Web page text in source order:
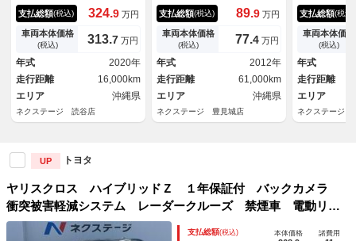
ビ バックカメラ フロア６速
ＭＴ 純正１７インチアルミホ
イール ブレンボキャリパー
ドライブレコーダー クルーズ
コントロール スマートキー
オートエアコン
支払総額(税込) 324.9 万円
車両本体価格
(税込) 313.7 万円
年式
2020年
走行距離
16,000km
エリア
沖縄県
ネクステージ 読谷店
クカメラ 禁煙車 ハーフレ
ザーシートハーフレザーシー
ト スマートキーＨＩＤヘッ
ド ビルトインＥＴＣ クルコ
ン 純正１８インチアルミ オ
ートライト デュアルエアコン
支払総額(税込) 89.9 万円
車両本体価格
(税込) 77.4 万円
年式
2012年
走行距離
61,000km
エリア
沖縄県
ネクステージ 豊見城店
バックカメ
シート スマ
ヘッド ＥＴ
チアルミ オ
トエアコン
ｈ パドルシ
支払総額(税込)
車両本体価格
(税込)
年式
走行距離
エリア
ネクステージ
UP トヨタ
ヤリスクロス ハイブリッドＺ １年保証付 バックカメラ
衝突被害軽減システム レーダークルーズ 禁煙車 電動リア
ゲート ハーフレザーシート パワーシート コーナーセンサ
支払総額(税込) 本体価格 諸費用